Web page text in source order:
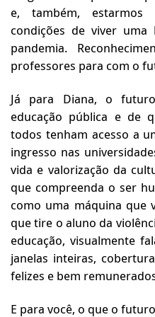
e, também,
condições de viver
pandemia.
professores para com o
Já para Diana, o
educação pública e de
todos tenham acesso a
ingresso nas
vida e valorização da
que compreenda o ser
como uma máquina que
que tire o aluno da
educação, visualmente
janelas inteiras,
felizes e bem
E para você, o que o